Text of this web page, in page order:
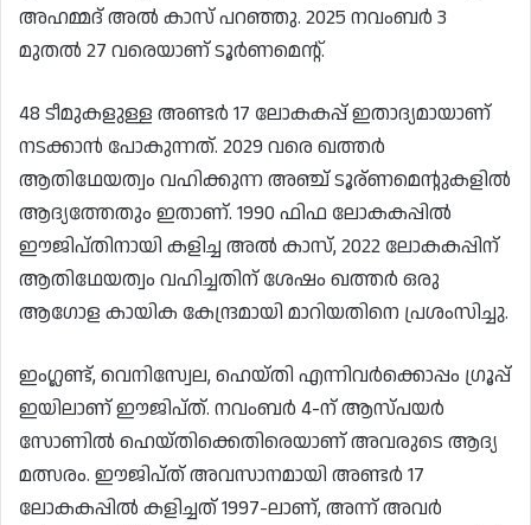
അഹമ്മദ് അൽ കാസ് പറഞ്ഞു. 2025 നവംബർ 3
മുതൽ 27 വരെയാണ് ടൂർണമെന്റ്.
48 ടീമുകളുള്ള അണ്ടർ 17 ലോകകപ്പ് ഇതാദ്യമായാണ്
നടക്കാൻ പോകുന്നത്. 2029 വരെ ഖത്തർ
ആതിഥേയത്വം വഹിക്കുന്ന അഞ്ച് ടൂര്ണമെന്റുകളിൽ
ആദ്യത്തേതും ഇതാണ്. 1990 ഫിഫ ലോകകപ്പിൽ
ഈജിപ്തിനായി കളിച്ച അൽ കാസ്, 2022 ലോകകപ്പിന്
ആതിഥേയത്വം വഹിച്ചതിന് ശേഷം ഖത്തർ ഒരു
ആഗോള കായിക കേന്ദ്രമായി മാറിയതിനെ പ്രശംസിച്ചു.
ഇംഗ്ലണ്ട്, വെനിസ്വേല, ഹെയ്തി എന്നിവർക്കൊപ്പം ഗ്രൂപ്പ്
ഇയിലാണ് ഈജിപ്‌ത്‌. നവംബർ 4-ന് ആസ്പയർ
സോണിൽ ഹെയ്തിക്കെതിരെയാണ് അവരുടെ ആദ്യ
മത്സരം. ഈജിപ്ത് അവസാനമായി അണ്ടർ 17
ലോകകപ്പിൽ കളിച്ചത് 1997-ലാണ്, അന്ന് അവർ